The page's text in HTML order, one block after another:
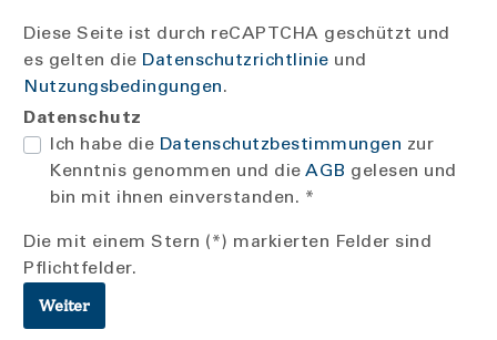
Diese Seite ist durch reCAPTCHA geschützt und
es gelten die Datenschutzrichtlinie und
Nutzungsbedingungen.
Datenschutz
Ich habe die Datenschutzbestimmungen zur
Kenntnis genommen und die AGB gelesen und
bin mit ihnen einverstanden. *
Die mit einem Stern (*) markierten Felder sind
Pflichtfelder.
Weiter